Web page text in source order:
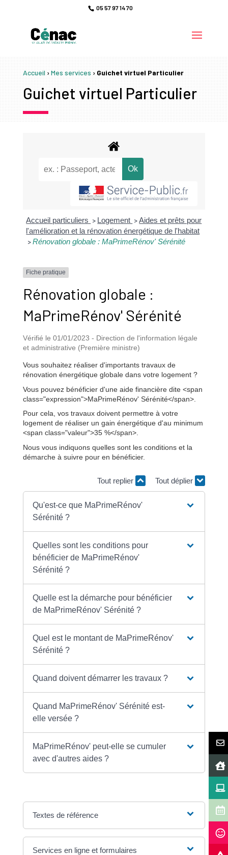
05 57 97 14 70
Accueil›Mes services›Guichet virtuel Particulier
Guichet virtuel Particulier
Accueil particuliers > Logement > Aides et prêts pour
l'amélioration et la rénovation énergétique de l'habitat
> Rénovation globale : MaPrimeRénov' Sérénité
Fiche pratique
Rénovation globale :
MaPrimeRénov' Sérénité
Vérifié le 01/01/2023 - Direction de l'information légale
et administrative (Première ministre)
Vous souhaitez réaliser d'importants travaux de
rénovation énergétique globale dans votre logement ?
Vous pouvez bénéficier d'une aide financière dite <span
class="expression">MaPrimeRénov' Sérénité</span>.
Pour cela, vos travaux doivent permettre à votre
logement de réaliser un gain énergétique d'au minimum
<span class="valeur">35 %</span>.
Nous vous indiquons quelles sont les conditions et la
démarche à suivre pour en bénéficier.
Tout replier Tout déplier
Qu'est-ce que MaPrimeRénov'
Sérénité ?
Quelles sont les conditions pour
bénéficier de MaPrimeRénov'
Sérénité ?
Quelle est la démarche pour bénéficier
de MaPrimeRénov' Sérénité ?
Quel est le montant de MaPrimeRénov'
Sérénité ?
Quand doivent démarrer les travaux ?
Quand MaPrimeRénov' Sérénité est-
elle versée ?
MaPrimeRénov' peut-elle se cumuler
avec d'autres aides ?
Textes de référence
Services en ligne et formulaires